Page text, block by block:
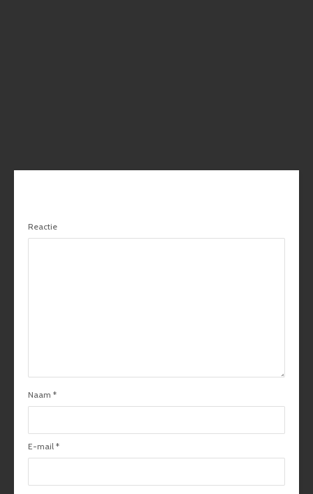
Reactie
Naam *
E-mail *